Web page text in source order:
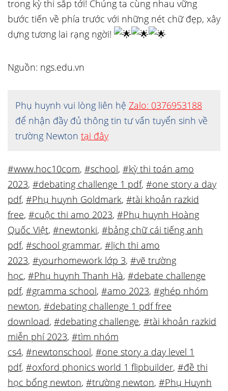
trong kỳ thi sắp tới! Chúng ta cùng nhau vững
bước tiến về phía trước với những nét chữ đẹp, xây
dựng tương lai rạng ngời!
Nguồn: ngs.edu.vn
Phụ huynh vui lòng liên hệ Zalo: 0376953188
để nhận đầy đủ thông tin tư vấn tuyển sinh về
trường Newton tại đây
#www.hoc10com, #school, #kỳ thi toán amo
2023, #debating challenge 1 pdf, #one story a day
pdf, #Phụ huynh Goldmark, #tài khoản razkid
free, #cuộc thi amo 2023, #Phụ huynh Hoàng
Quốc Việt, #newtonki, #bảng chữ cái tiếng anh
pdf, #school grammar, #lịch thi amo
2023, #yourhomework lớp 3, #vẽ trường
học, #Phụ huynh Thanh Hà, #debate challenge
pdf, #gramma school, #amo 2023, #ghép nhóm
newton, #debating challenge 1 pdf free
download, #debating challenge, #tài khoản razkid
miễn phí 2023, #tìm nhóm
cs4, #newtonschool, #one story a day level 1
pdf, #oxford phonics world 1 flipbuilder, #đề thi
học bổng newton, #trường newton, #Phụ Huynh